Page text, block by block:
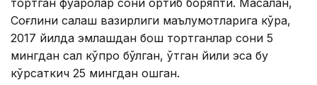
Соғлиқни сақлаш вазирлиги маълумотларига кўра,
2017 йилда эмлашдан бош тортганлар сони 5
мингдан сал кўпроқ бўлган, ўтган йили эса бу
кўрсаткич 25 мингдан ошган.